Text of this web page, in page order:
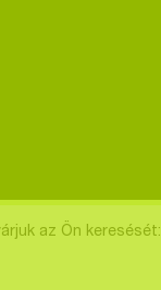
az Ön keresését: